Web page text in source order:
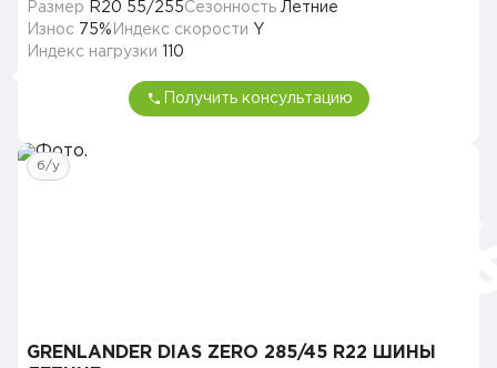
Размер R20 55/255Сезонность Летние
Износ 75% Индекс скорости Y
Индекс нагрузки
110
Получить консультацию
б/у
GRENLANDER DIAS ZERO 285/45 R22 ШИНЫ